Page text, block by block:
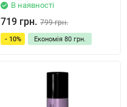
В наявності
719 грн. 799 грн.
- 10% Економія 80 грн.